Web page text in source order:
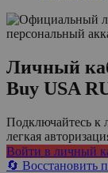
персональный
Личный
Buy USA
Подключайтесь к
легкая
Войти в личный
🔄 Восстановить